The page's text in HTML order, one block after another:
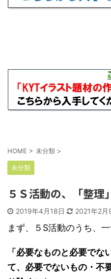
HOME > 未分類 >
未分類
５Ｓ活動の、「整理
2019年4月18日 2021年2月
まず、５S活動のうち、
「必要なものと必要でな
て、必要でないもの・不